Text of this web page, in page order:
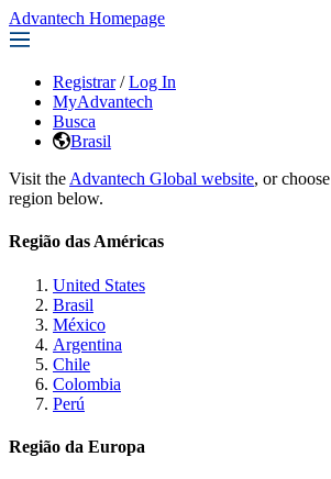
Advantech Homepage
Registrar / Log In
MyAdvantech
Busca
Brasil
Visit the Advantech Global website, or
region below.
Região das Américas
United States
Brasil
México
Argentina
Chile
Colombia
Perú
Região da Europa